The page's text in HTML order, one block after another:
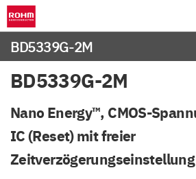
BD5339G-2M
BD5339G-2M
Nano Energy™, CMOS-
IC (Reset) mit freier
Zeitverzögerungseinstellung